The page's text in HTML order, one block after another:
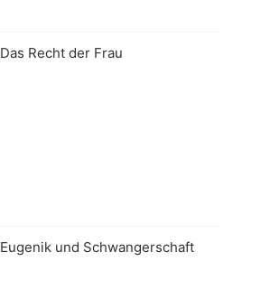
Das Recht der Frau
Eugenik und Schwangerschaft